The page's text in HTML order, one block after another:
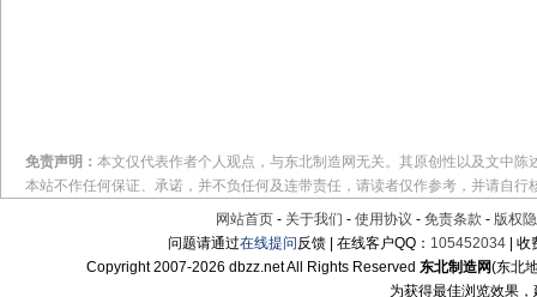
免责声明： 本文仅代表作者个人观点，与东北制造网无关。其原创性以及文中
本站不作任何保证、承诺，并不负任何及连带责任，请读者仅作参考，并请自行
网站首页 - 关于我们 - 使用协议 - 免责条款 - 版权
问题请通过在线提问反馈 | 在线客户QQ： 105452034 |
Copyright 2007-2026 dbzz.net All Rights Reserved东北制造网(东北
为获得最佳浏览效果